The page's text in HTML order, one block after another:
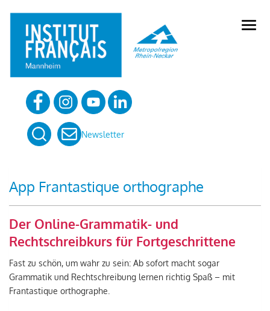
content
Newsletter
open
App Frantastique orthographe
Der Online-Grammatik- und
Rechtschreibkurs für Fortgeschrittene
Fast zu schön, um wahr zu sein: Ab sofort macht sogar
Grammatik und Rechtschreibung lernen richtig Spaß – mit
Frantastique orthographe.